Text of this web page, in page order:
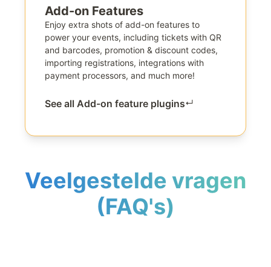
Add-on Features
Enjoy extra shots of add-on features to
power your events, including tickets with QR
and barcodes, promotion & discount codes,
importing registrations, integrations with
payment processors, and much more!
See all Add-on feature plugins↵
Veelgestelde vragen
(FAQ's)